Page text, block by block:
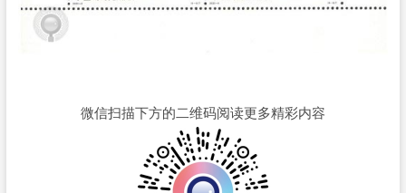
微信扫描下方的二维码阅读更多精彩内容